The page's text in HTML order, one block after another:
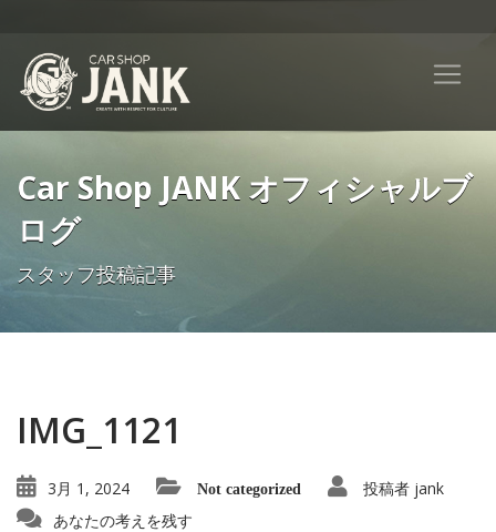
Car Shop JANK オフィシャルブ
ログ
スタッフ投稿記事
IMG_1121
3月 1, 2024 Not categorized 投稿者 jank
あなたの考えを残す